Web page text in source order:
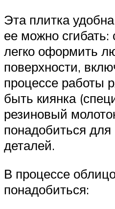
Эта плитка
ее можно
легко оформить
поверхности,
процессе работы
быть киянка
резиновый
понадобиться
деталей.
В процессе
понадобиться: